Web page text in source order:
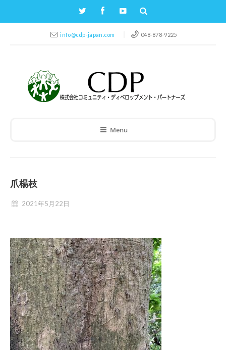
info@cdp-japan.com 048-878-9225
Menu
爪楊枝
2021年5月22日